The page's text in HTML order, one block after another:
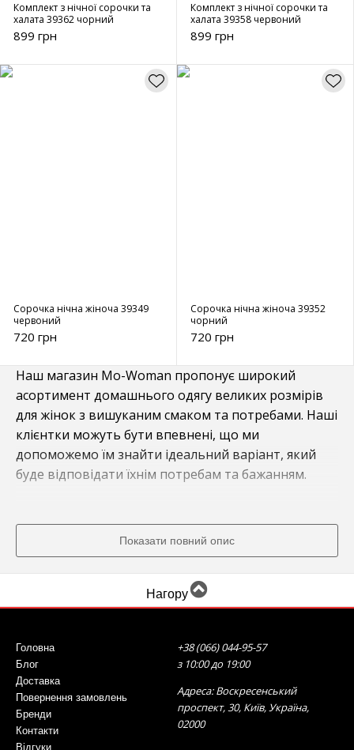
Комплект з нічної сорочки та
халата 39362 чорний
899 грн
Комплект з нічної сорочки та
халата 39358 червоний
899 грн
Сорочка нічна жіноча 39349
червоний
720 грн
Сорочка нічна жіноча 39352
чорний
720 грн
Наш магазин Mo-Woman пропонує широкий
асортимент домашнього одягу великих розмірів
для жінок з вишуканим смаком та потребами. Наші
клієнтки можуть бути впевнені, що ми
допоможемо їм знайти ідеальний варіант, який
буде відповідати їхнім потребам та бажанням.
різними типами фігури та ваги. Ми пропонуємо
розміри від 50 до 70, щоб кожна з наших клієнток
могла відчувати себе комфортно та стильно.
Наша колекція домашнього одягу великих
костюми, туніки та багато іншого. Всі наші вироби
створені з використанням високоякісних
матеріалів, які забезпечують комфорт та зручність
під час носіння.
Показати повний опис
Нагору
Головна
Блог
Доставка
Повернення замовлень
Бренди
Контакти
Відгуки
+38 (066) 044-95-57
з 10:00 до 19:00
Адреса: Воскресенський
проспект, 30, Київ, Україна,
02000